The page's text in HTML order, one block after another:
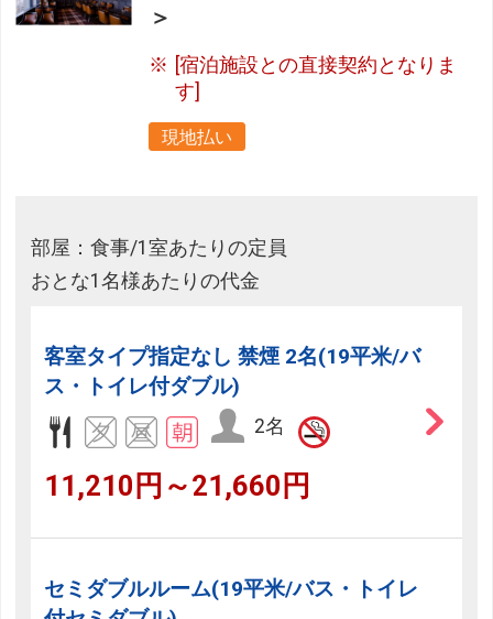
＞
[宿泊施設との直接契約となりま
す]
現地払い
部屋：食事/1室あたりの定員
おとな1名様あたりの代金
客室タイプ指定なし 禁煙 2名(19平米/バ
ス・トイレ付ダブル)
2名
11,210円～21,660円
セミダブルルーム(19平米/バス・トイレ